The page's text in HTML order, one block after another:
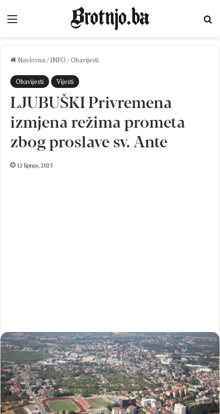
Izbornik
Naslovna/ INFO /Obavijesti
Obavijesti Vijesti
LJUBUŠKI Privremena
izmjena režima prometa
zbog proslave sv. Ante
12 lipnja, 2025